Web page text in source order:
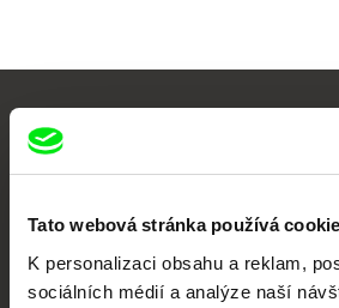
Tato webová stránka používá
K personalizaci obsahu a reklam,
sociálních médií a analýze naší
Nové festivalové
každý týden